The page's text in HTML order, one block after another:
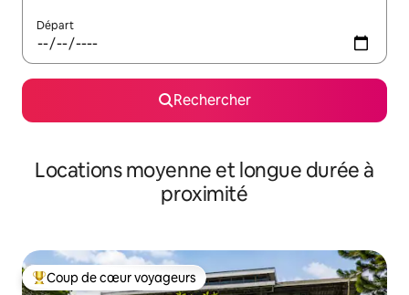
Départ
Rechercher
Locations moyenne et longue durée à
proximité
Coups de cœur voyageurs les plus appréciés
Coup de cœur voyageurs